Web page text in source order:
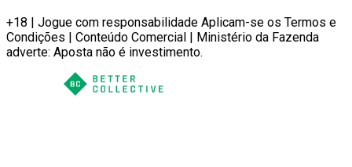
+18 | Jogue com responsabilidade Aplicam-se os Termos e
Condições | Conteúdo Comercial | Ministério da Fazenda
adverte: Aposta não é investimento.